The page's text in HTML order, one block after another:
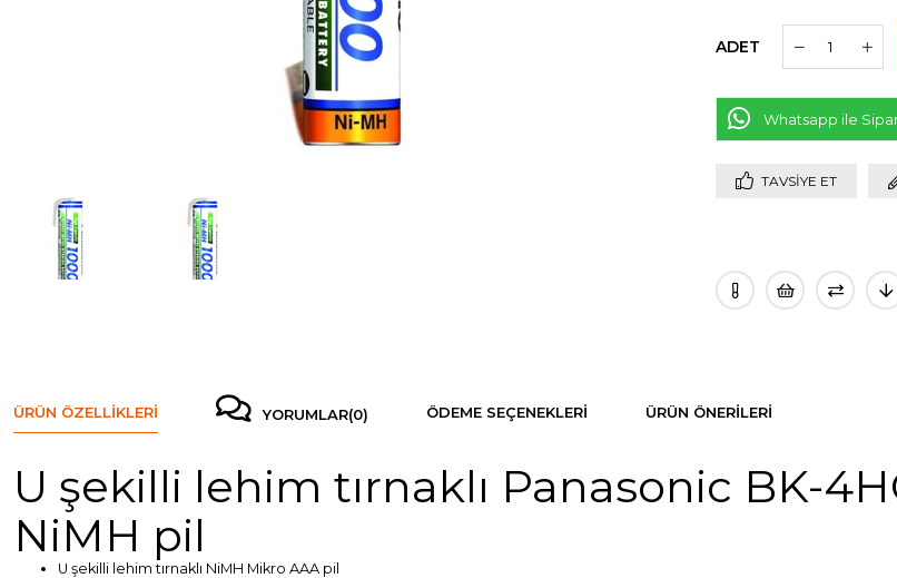
ADET
Whatsapp ile
TAVSIYE ET
ÜRÜN ÖZELLIKLERI YORUMLAR(0) ÖDEME SEÇENEKLERI ÜRÜN ÖNERILERI
U şekilli lehim tırnaklı Panasonic BK-
NiMH pil
U şekilli lehim tırnaklı NiMH Mikro AAA pil